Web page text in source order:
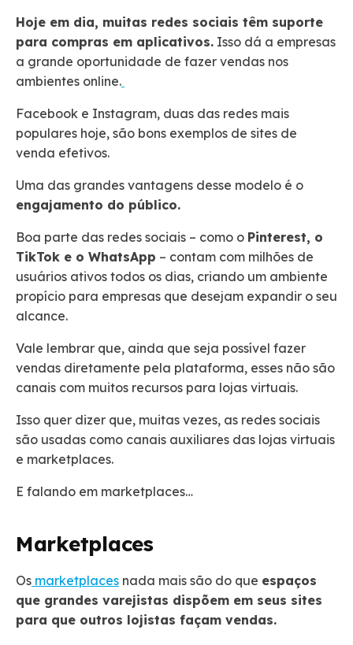
Hoje em dia, muitas redes sociais têm suporte
para compras em aplicativos. Isso dá a empresas
a grande oportunidade de fazer vendas nos
ambientes online.
Facebook e Instagram, duas das redes mais
populares hoje, são bons exemplos de sites de
venda efetivos.
Uma das grandes vantagens desse modelo é o
engajamento do público.
Boa parte das redes sociais – como o Pinterest, o
TikTok e o WhatsApp – contam com milhões de
usuários ativos todos os dias, criando um ambiente
propício para empresas que desejam expandir o seu
alcance.
Vale lembrar que, ainda que seja possível fazer
vendas diretamente pela plataforma, esses não são
canais com muitos recursos para lojas virtuais.
Isso quer dizer que, muitas vezes, as redes sociais
são usadas como canais auxiliares das lojas virtuais
e marketplaces.
E falando em marketplaces…
Marketplaces
Os marketplaces nada mais são do que espaços
que grandes varejistas dispõem em seus sites
para que outros lojistas façam vendas.